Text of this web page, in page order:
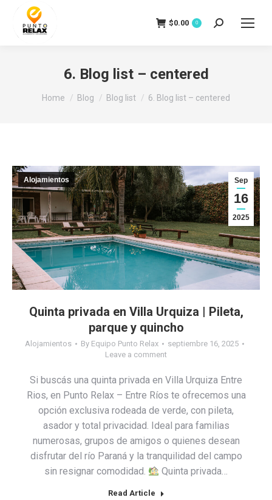
$0.00 0 Search:
6. Blog list – centered
You are here:
Home Blog Blog list 6. Blog list – centered
Quinta privada en Villa Urquiza | Pileta,
parque y quincho
Alojamientos By Equipo Punto Relax
septiembre 16, 2025
Leave a comment
Sep
16
2025
Alojamientos
Si buscás una quinta privada en Villa Urquiza Entre
Rios, en Punto Relax – Entre Ríos te ofrecemos una
opción exclusiva rodeada de verde, con pileta,
asador y total privacidad. Ideal para familias
numerosas, grupos de amigos o quienes desean
disfrutar del río Paraná y la tranquilidad del campo
sin resignar comodidad.
Quinta privada…
Read Article